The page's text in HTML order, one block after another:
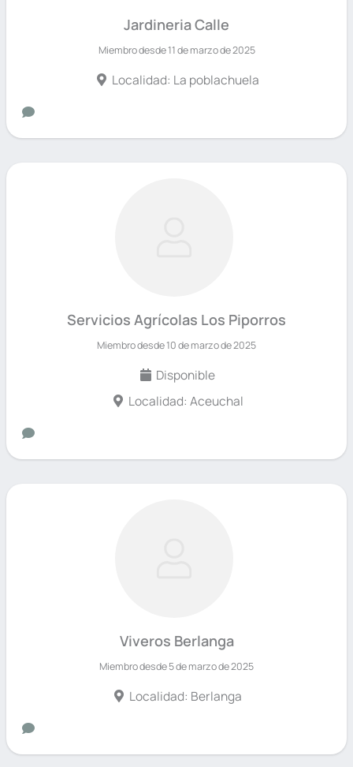
Jardineria Calle
Miembro desde 11 de marzo de 2025
Localidad: La poblachuela
Servicios Agrícolas Los Piporros
Miembro desde 10 de marzo de 2025
Disponible
Localidad: Aceuchal
Viveros Berlanga
Miembro desde 5 de marzo de 2025
Localidad: Berlanga